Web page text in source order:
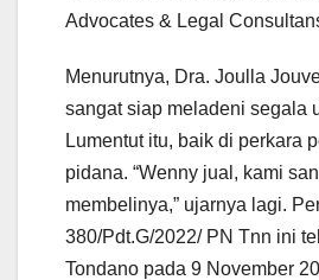
Advocates & Legal
Menurutnya, Dra. Joulla
sangat siap meladeni segala
Lumentut itu, baik di perkara
pidana. “Wenny jual, kami
membelinya,” ujarnya lagi.
380/Pdt.G/2022/ PN Tnn ini
Tondano pada 9 November